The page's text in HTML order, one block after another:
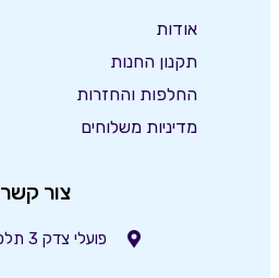
אודות
תקנון החנות
החלפות והחזרות
מדיניות משלוחים
צור קשר
פועלי צדק 3 תלפיות ירושלים